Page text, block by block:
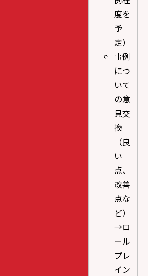
度を
予
定）
事例
につ
いて
の意
見交
換
（良
い
点、
改善
点な
ど）
→ロ
ール
プレ
イン